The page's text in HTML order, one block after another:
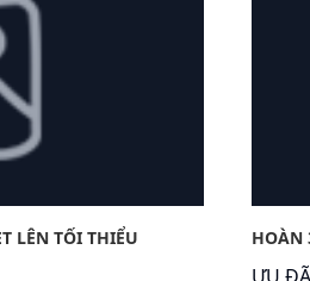
LÊN TỐI THIỂU
HOÀN